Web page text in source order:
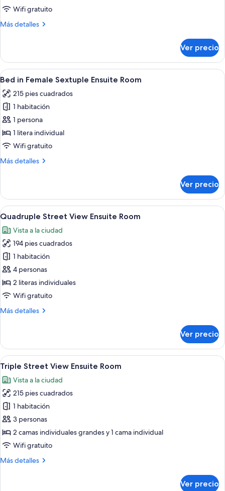
Private
Pod
Wifi gratuito
Más detalles
Más
Pod
for
2
Ver precio
Abrir
todas
las
fotos
de
Bed
in
Sextuple
Un pasillo estrecho con literas, un
7
Bed in Female Sextuple Ensuite Room
215 pies cuadrados
1 habitación
1 persona
1 litera individual
Wifi gratuito
Más detalles
Más
in
Female
Sextuple
Room
Ver precio
Abrir
todas
las
fotos
de
Quadruple
Street
View
Ensuite
Room
Interior moderno de un hostal con
4
Quadruple Street View Ensuite Room
Vista a la ciudad
194 pies cuadrados
1 habitación
4 personas
2 literas individuales
Wifi gratuito
Más detalles
Más
Street
View
Ensuite
Room
Ver precio
Abrir
todas
las
fotos
de
Triple
Street
View
Ensuite
Room
Una habitación de hotel moderna
7
Triple Street View Ensuite Room
Vista a la ciudad
215 pies cuadrados
1 habitación
3 personas
2 camas individuales grandes y 1 cama individual
Wifi gratuito
Más detalles
Más
Ver precio